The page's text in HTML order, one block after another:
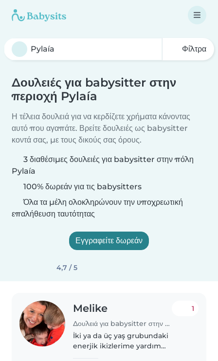
Φίλτρα
Δουλειές για babysitter στην
περιοχή Pylaía
Η τέλεια δουλειά για να κερδίζετε χρήματα κάνοντας
αυτό που αγαπάτε. Βρείτε δουλειές ως babysitter
κοντά σας, με τους δικούς σας όρους.
3 διαθέσιμες δουλειές για babysitter στην πόλη
Pylaía
100% δωρεάν για τις babysitters
Όλα τα μέλη ολοκληρώνουν την υποχρεωτική
επαλήθευση ταυτότητας
Εγγραφείτε δωρεάν
4,7 / 5
Melike
Δουλειά για babysitter στην περιοχή Pylaía
1
İki ya da üç yaş grubundaki
enerjik ikizlerime yardım